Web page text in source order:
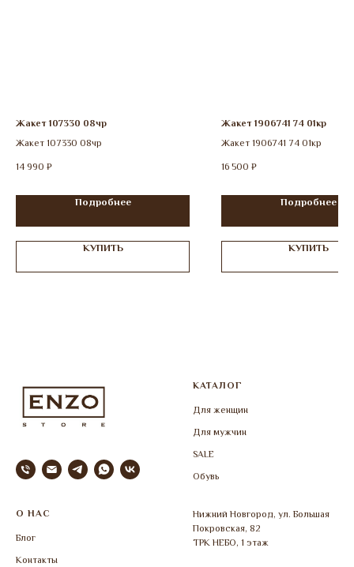
Жакет 107330 08чр
Жакет 107330 08чр
14 990 ₽
Подробнее
КУПИТЬ
Жакет 1906741 74 01кр
Жакет 1906741 74 01кр
16 500 ₽
Подробнее
КУПИТЬ
КАТАЛОГ
Для женщин
Для мужчин
SALE
Обувь
О НАС
Блог
Контакты
Нижний Новгород, ул. Большая
Покровская, 82
ТРК НЕБО, 1 этаж